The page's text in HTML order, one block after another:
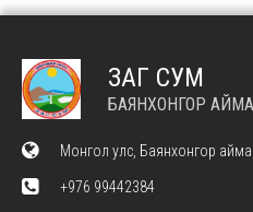
ЗАГ СУМ
БАЯНХОНГОР
Монгол улс, Баянхонгор
+976 99442384